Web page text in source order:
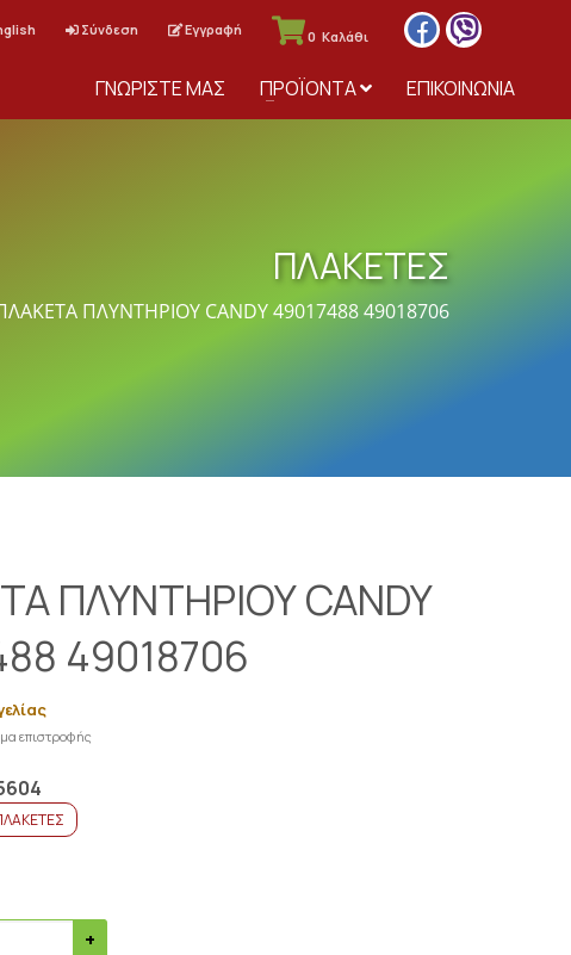
0 Καλάθι
Σύνδεση Εγγραφή
ΓΝΩΡΙΣΤΕ ΜΑΣ ΠΡΟΪΟΝΤΑ ΕΠΙΚΟΙΝΩΝΙΑ
ΠΛΑΚΕΤΕΣ
ΠΛΥΝΤΗΡΙΟΥ CANDY 49017488 49018706
ΠΛΥΝΤΗΡΙΟΥ CANDY
49018706
επιστροφής